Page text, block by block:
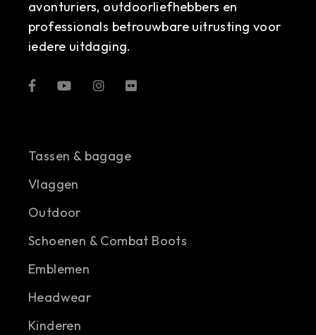
avonturiers, outdoorliefhebbers en
professionals betrouwbare uitrusting voor
iedere uitdaging.
Tassen & bagage
Vlaggen
Outdoor
Schoenen & Combat Boots
Emblemen
Headwear
Kinderen